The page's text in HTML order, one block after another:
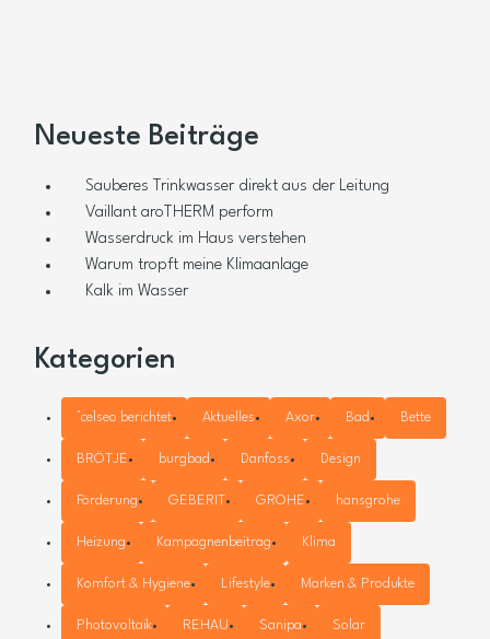
Neueste Beiträge
Sauberes Trinkwasser direkt aus der Leitung
Vaillant aroTHERM perform
Wasserdruck im Haus verstehen
Warum tropft meine Klimaanlage
Kalk im Wasser
Kategorien
°celseo berichtet Aktuelles Axor Bad Bette
BRÖTJE burgbad Danfoss Design
Förderung GEBERIT GROHE hansgrohe
Heizung Kampagnenbeitrag Klima
Komfort & Hygiene Lifestyle Marken & Produkte
Photovoltaik REHAU Sanipa Solar